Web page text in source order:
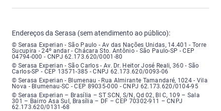
Endereços da Serasa (sem atendimento ao público):
Serasa Experian - São Paulo - Endereço: Avenida das Nações Unidas,
© Serasa Experian - São Paulo - Av das Nações Unidas, 14.401 - Torre
Sucupira - 24º andar - Chácara Sto. Antônio - São Paulo-SP - CEP
04794-000 - CNPJ 62.173.620/0001-80
Serasa Experian - São Carlos - Endereço: Avenida Doutor Heitor José
© Serasa Experian - São Carlos - Av. Dr. Heitor José Reali, 360 - São
Carlos-SP - CEP 13571-385 - CNPJ 62.173.620/0093-06
Serasa Experian - Blumenau - Endereço: Rua Almirante Tamandaré,
© Serasa Experian - Blumenau - Rua Almirante Tamandaré, 1024 - Vila
Nova - Blumenau-SC - CEP 89035-000 - CNPJ 62.173.620/0104-95
Serasa Experian - Brasília, Endereço: Setor Comercial Norte, sem
© Serasa Experian – Brasília – ST SCN, S/N, Qd 02, Bl C, 109 – Sala
301 – Bairro Asa Sul, Brasília – DF – CEP 70302-911 – CNPJ
62.173.620/0131-68